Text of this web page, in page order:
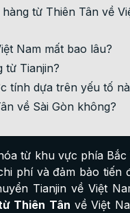
từ Thiên Tân về
Nam mất bao lâu?
từ Tianjin?
tính dựa trên yếu tố
về Sài Gòn không?
từ khu vực phía
phí và đảm bảo
Tianjin về Việt
Thiên Tân về Việt